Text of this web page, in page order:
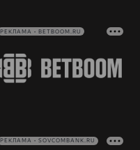
РЕКЛАМА • BETBOOM.RU
РЕКЛАМА • SOVCOMBANK.RU